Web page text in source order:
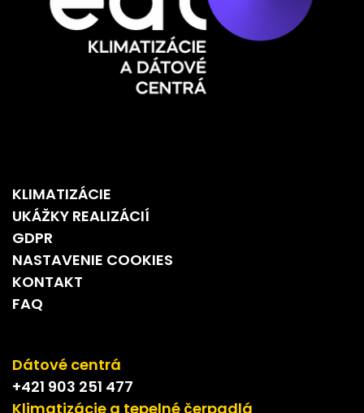
KLIMATIZÁCIE
UKÁŽKY REALIZÁCIÍ
GDPR
NASTAVENIE COOKIES
KONTAKT
FAQ
Dátové centrá
+421 903 251 477
Klimatizácie a tepelné čerpadlá